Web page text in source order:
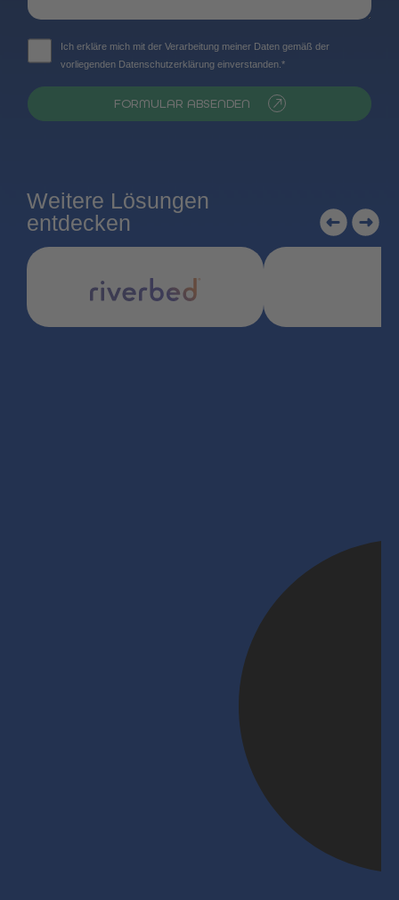
Ich erkläre mich mit der Verarbeitung meiner Daten gemäß der
vorliegenden Datenschutzerklärung einverstanden.*
FORMULAR ABSENDEN
Weitere Lösungen
entdecken